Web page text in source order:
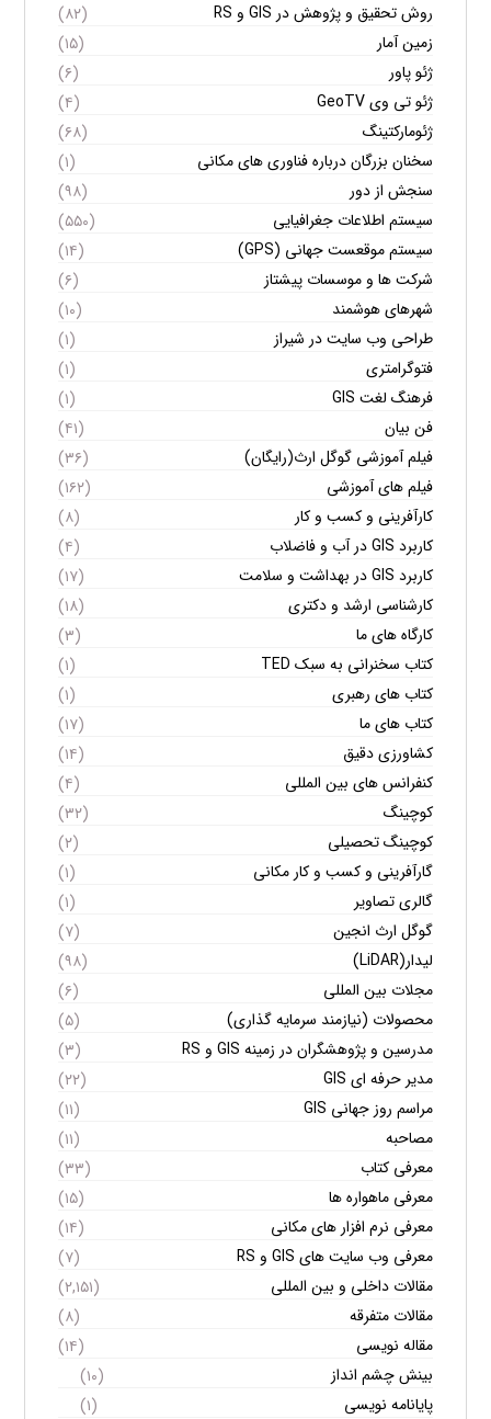
روش تحقیق و پژوهش در GIS و RS
(۸۲)
زمین آمار
(۱۵)
ژئو پاور
(۶)
ژئو تی وی GeoTV
(۴)
ژئومارکتینگ
(۶۸)
سخنان بزرگان درباره فناوری های مکانی
(۱)
سنجش از دور
(۹۸)
سیستم اطلاعات جغرافیایی
(۵۵۰)
سیستم موقعست جهانی (GPS)
(۱۴)
شرکت ها و موسسات پیشتاز
(۶)
شهرهای هوشمند
(۱۰)
طراحی وب سایت در شیراز
(۱)
فتوگرامتری
(۱)
فرهنگ لغت GIS
(۱)
فن بیان
(۴۱)
فیلم آموزشی گوگل ارث(رایگان)
(۳۶)
فیلم های آموزشی
(۱۶۲)
کارآفرینی و کسب و کار
(۸)
کاربرد GIS در آب و فاضلاب
(۴)
کاربرد GIS در بهداشت و سلامت
(۱۷)
کارشناسی ارشد و دکتری
(۱۸)
کارگاه های ما
(۳)
کتاب سخنرانی به سبک TED
(۱)
کتاب های رهبری
(۱)
کتاب های ما
(۱۷)
کشاورزی دقیق
(۱۴)
کنفرانس های بین المللی
(۴)
کوچینگ
(۳۲)
کوچینگ تحصیلی
(۲)
گارآفرینی و کسب و کار مکانی
(۱)
گالری تصاویر
(۱)
گوگل ارث انجین
(۷)
لیدار(LiDAR)
(۹۸)
مجلات بین المللی
(۶)
محصولات (نیازمند سرمایه گذاری)
(۵)
مدرسین و پژوهشگران در زمینه GIS و RS
(۳)
مدیر حرفه ای GIS
(۲۲)
مراسم روز جهانی GIS
(۱۱)
مصاحبه
(۱۱)
معرفی کتاب
(۳۳)
معرفی ماهواره ها
(۱۵)
معرفی نرم افزار های مکانی
(۱۴)
معرفی وب سایت های GIS و RS
(۷)
مقالات داخلی و بین المللی
(۲,۱۵۱)
مقالات متفرقه
(۸)
مقاله نویسی
(۱۴)
بینش چشم انداز
(۱۰)
پایانامه نویسی
(۱)